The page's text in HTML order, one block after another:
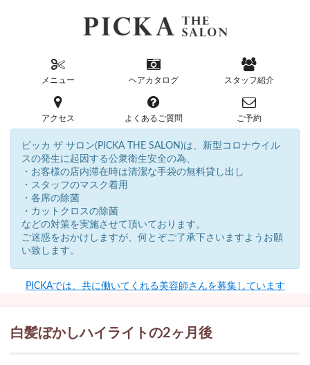
メニュー ヘアカタログ スタッフ紹介
アクセス よくあるご質問 ご予約
ピッカ ザ サロン(PICKA THE SALON)は、新型コロナウイル
スの発生に起因する公衆衛生安全の為、
・お客様の店内滞在時は清潔な手袋の無料貸し出し
・スタッフのマスク着用
・各席の除菌
・カットクロスの除菌
などの対策を実施させて頂いております。
ご迷惑をおかけしますが、何とぞご了承下さいますようお願
い致します。
PICKAでは、共に働いてくれる美容師さんを募集しています
白髪ぼかしハイライトの2ヶ月後